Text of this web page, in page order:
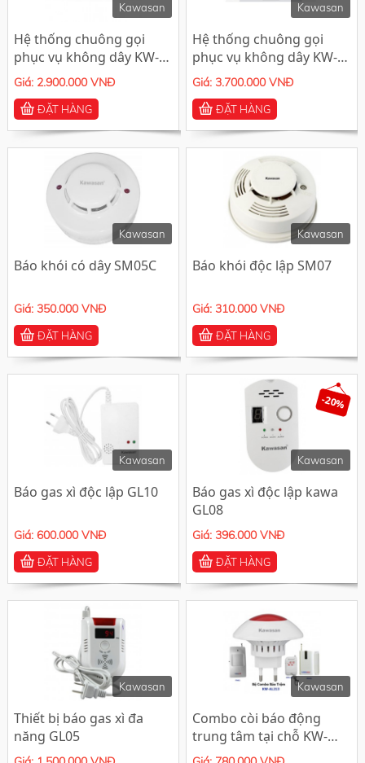
Kawasan
Hệ thống chuông gọi
phục vụ không dây KW-
CS1B
Giá: 2.900.000 VNĐ
ĐẶT HÀNG
Kawasan
Hệ thống chuông gọi
phục vụ không dây KW-
CS1
Giá: 3.700.000 VNĐ
ĐẶT HÀNG
Kawasan
Báo khói có dây SM05C
Giá: 350.000 VNĐ
ĐẶT HÀNG
Kawasan
Báo khói độc lập SM07
Giá: 310.000 VNĐ
ĐẶT HÀNG
Kawasan
Báo gas xì độc lập GL10
Giá: 600.000 VNĐ
ĐẶT HÀNG
Kawasan
-20%
Báo gas xì độc lập kawa
GL08
Giá: 396.000 VNĐ
ĐẶT HÀNG
Kawasan
Thiết bị báo gas xì đa
năng GL05
Kawasan
Combo còi báo động
trung tâm tại chỗ KW-
AL213